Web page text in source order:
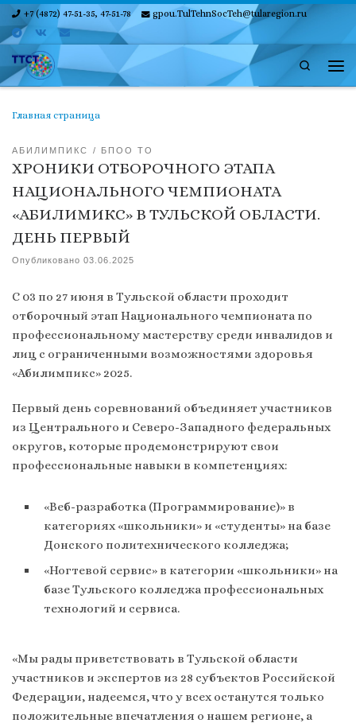
Skip to content
+7 (4872) 47-51-35, 47-51-78 gpou.TulTehnSocTeh@tularegion.ru
Search
Главная страница
АБИЛИМПИКС БПОО ТО
ХРОНИКИ ОТБОРОЧНОГО ЭТАПА
НАЦИОНАЛЬНОГО ЧЕМПИОНАТА
«АБИЛИМИКС» В ТУЛЬСКОЙ ОБЛАСТИ.
ДЕНЬ ПЕРВЫЙ
Опубликовано 03.06.2025
С 03 по 27 июня в Тульской области проходит
отборочный этап Национального чемпионата по
профессиональному мастерству среди инвалидов и
лиц с ограниченными возможностями здоровья
«Абилимпикс» 2025.
Первый день соревнований объединяет участников
из Центрального и Северо-Западного федеральных
округов, которые продемонстрируют свои
профессиональные навыки в компетенциях:
«Веб-разработка (Программирование)» в
категориях «школьники» и «студенты» на базе
Донского политехнического колледжа;
«Ногтевой сервис» в категории «школьники» на
базе Тульского колледжа профессиональных
технологий и сервиса.
«Мы рады приветствовать в Тульской области
участников и экспертов из 28 субъектов Российской
Федерации, надеемся, что у всех останутся только
положительные впечатления о нашем регионе, а